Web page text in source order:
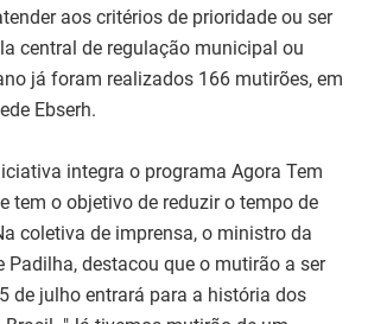
aos critérios de prioridade ou ser
central de regulação municipal ou
já foram realizados 166 mutirões, em
Ebserh.
integra o programa Agora Tem
tem o objetivo de reduzir o tempo de
coletiva de imprensa, o ministro da
Padilha, destacou que o mutirão a ser
de julho entrará para a história dos